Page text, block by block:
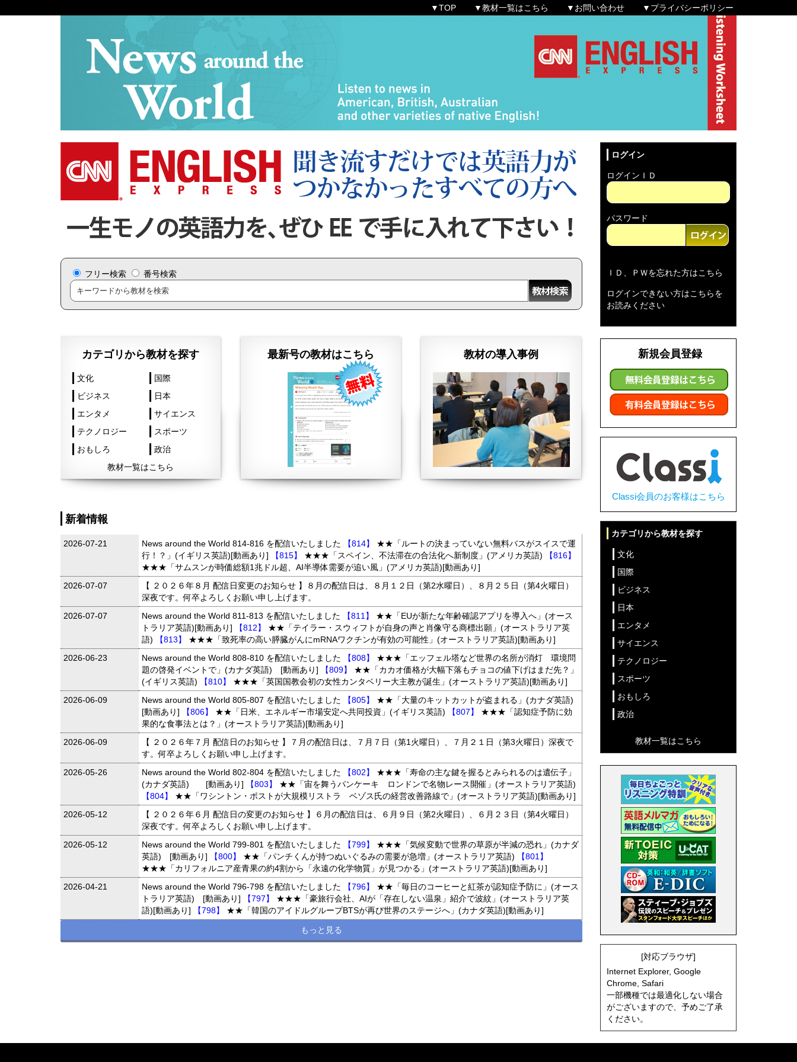
▼プライバシーポリシー
▼お問い合わせ
▼教材一覧はこちら
▼TOP
ログイン
ログインＩＤ
パスワード
ＩＤ、ＰＷを忘れた方はこちら
ログインできない方はこちらを
お読みください
新規会員登録
Classi会員のお客様はこちら
カテゴリから教材を探す
文化
国際
ビジネス
日本
エンタメ
サイエンス
テクノロジー
スポーツ
おもしろ
政治
教材一覧はこちら
[対応ブラウザ]
Internet Explorer, Google
Chrome, Safari
一部機種では最適化しない場合
がございますので、予めご了承
ください。
フリー検索 番号検索
カテゴリから教材を探す
文化
国際
ビジネス
日本
エンタメ
サイエンス
テクノロジー
スポーツ
おもしろ
政治
教材一覧はこちら
最新号の教材はこちら 教材の導入事例
新着情報
2026-07-21 News around the World 814-816 を配信いたしました 【814】 ★★「ルートの決まっていない無料バスがスイスで運
行！？」(イギリス英語)[動画あり] 【815】 ★★★「スペイン、不法滞在の合法化へ新制度」(アメリカ英語) 【816】
★★★「サムスンが時価総額1兆ドル超、AI半導体需要が追い風」(アメリカ英語)[動画あり]
2026-07-07
【 ２０２６年８月 配信日変更のお知らせ 】８月の配信日は、８月１２日（第2水曜日）、８月２５日（第4火曜日）
深夜です。何卒よろしくお願い申し上げます。
2026-07-07
News around the World 811-813 を配信いたしました 【811】 ★★「EUが新たな年齢確認アプリを導入へ」(オース
トラリア英語)[動画あり] 【812】 ★★「テイラー・スウィフトが自身の声と肖像守る商標出願」(オーストラリア英
語) 【813】 ★★★「致死率の高い膵臓がんにmRNAワクチンが有効の可能性」(オーストラリア英語)[動画あり]
2026-06-23
News around the World 808-810 を配信いたしました 【808】 ★★★「エッフェル塔など世界の名所が消灯 環境問
題の啓発イベントで」(カナダ英語) [動画あり] 【809】 ★★「カカオ価格が大幅下落もチョコの値下げはまだ先？」
(イギリス英語) 【810】 ★★★「英国国教会初の女性カンタベリー大主教が誕生」(オーストラリア英語)[動画あり]
2026-06-09
News around the World 805-807 を配信いたしました 【805】 ★★「大量のキットカットが盗まれる」(カナダ英語)
[動画あり] 【806】 ★★「日米、エネルギー市場安定へ共同投資」(イギリス英語) 【807】 ★★★「認知症予防に効
果的な食事法とは？」(オーストラリア英語)[動画あり]
2026-06-09
【 ２０２６年７月 配信日のお知らせ 】７月の配信日は、７月７日（第1火曜日）、７月２１日（第3火曜日）深夜で
す。何卒よろしくお願い申し上げます。
2026-05-26
News around the World 802-804 を配信いたしました 【802】 ★★★「寿命の主な鍵を握るとみられるのは遺伝子」
(カナダ英語) [動画あり] 【803】 ★★「宙を舞うパンケーキ ロンドンで名物レース開催」(オーストラリア英語)
【804】 ★★「ワシントン・ポストが大規模リストラ ベゾス氏の経営改善路線で」(オーストラリア英語)[動画あり]
2026-05-12
【 ２０２６年６月 配信日の変更のお知らせ 】６月の配信日は、６月９日（第2火曜日）、６月２３日（第4火曜日）
深夜です。何卒よろしくお願い申し上げます。
2026-05-12
News around the World 799-801 を配信いたしました 【799】 ★★★「気候変動で世界の草原が半減の恐れ」(カナダ
英語) [動画あり] 【800】 ★★「パンチくんが持つぬいぐるみの需要が急増」(オーストラリア英語) 【801】
★★★「カリフォルニア産青果の約4割から「永遠の化学物質」が見つかる」(オーストラリア英語)[動画あり]
2026-04-21
News around the World 796-798 を配信いたしました 【796】 ★★「毎日のコーヒーと紅茶が認知症予防に」(オース
トラリア英語) [動画あり] 【797】 ★★★「豪旅行会社、AIが「存在しない温泉」紹介で波紋」(オーストラリア英
語)[動画あり] 【798】 ★★「韓国のアイドルグループBTSが再び世界のステージへ」(カナダ英語)[動画あり]
もっと見る